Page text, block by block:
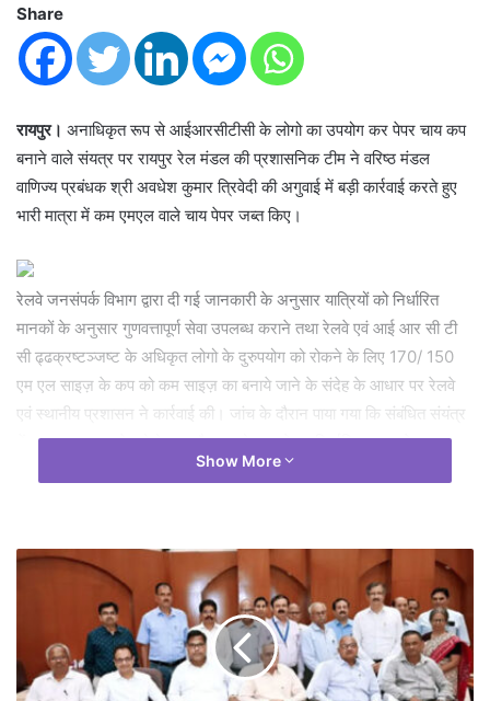
Share
रायपुर। अनाधिकृत रूप से आईआरसीटीसी के लोगो का उपयोग कर पेपर चाय कप
बनाने वाले संयत्र पर रायपुर रेल मंडल की प्रशासनिक टीम ने वरिष्ठ मंडल
वाणिज्य प्रबंधक श्री अवधेश कुमार त्रिवेदी की अगुवाई में बड़ी कार्रवाई करते हुए
भारी मात्रा में कम एमएल वाले चाय पेपर जब्त किए।
रेलवे जनसंपर्क विभाग द्वारा दी गई जानकारी के अनुसार यात्रियों को निर्धारित
मानकों के अनुसार गुणवत्तापूर्ण सेवा उपलब्ध कराने तथा रेलवे एवं आई आर सी टी
सी ढ्ढक्रष्टञ्जष्ट के अधिकृत लोगो के दुरुपयोग को रोकने के लिए 170/ 150
एम एल साइज़ के कप को कम साइज़ का बनाये जाने के संदेह के आधार पर रेलवे
एवं स्थानीय प्रशासन ने कार्रवाई की। जांच के दौरान पाया गया कि संबंधित संयंत्र
में ढ्ढक्रष्टञ्जष्ट के लोगो का अवैध उपयोग करते हुए निर्धारित क्षमता से कम
साइज के कप तैयार किए जा रहे थे।
वरिष्ठ मंडल वाणिज्य प्रबंधक श्री अवधेश कुमार त्रिवेदी ने रायपुर स्टेशन पर
स्टाल में चाय के उपयोग में आने वाले कप की क्षमता पर संदेह होने पर जांच की उसमे
पता चला की रवि ट्रेडिंग नर्मदापारा से कप स्टेशन पर सप्लाई होते थे उससे पूछताछ
की गई। उन्होंने गुढिय़ारी स्थित आदित्य पेपर फर्म से ढ्ढक्रष्टञ्जष्ट के लोगो के
चाय के कप खरीदना बताया। आदित्य पेपर फर्म के संचालक से एसडीएम रायपुर नंद
Show More